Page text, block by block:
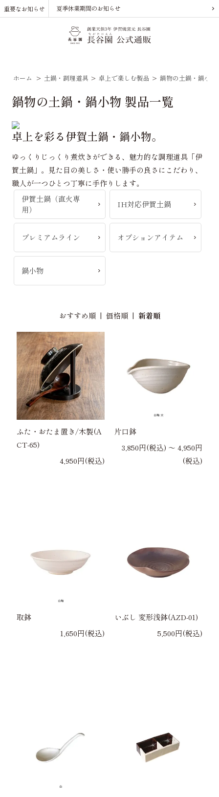
重要なお知らせ 夏季休業期間のお知らせ
ホーム > 土鍋・調理道具 > 卓上で楽しむ製品 > 鍋物の土鍋・鍋小物
鍋物の土鍋・鍋小物 製品一覧
卓上を彩る伊賀土鍋・鍋小物。
ゆっくりじっくり煮炊きができる、魅力的な調理道具「伊
賀土鍋」。見た目の美しさ・使い勝手の良さにこだわり、
職人が一つひとつ丁寧に手作りします。
伊賀土鍋（直火専
用）
IH対応伊賀土鍋
プレミアムライン オプションアイテム
鍋小物
おすすめ順| 価格順| 新着順
ふた・おたま置き/木製(A
CT-65)
4,950円(税込)
片口鉢
3,850円(税込) 〜 4,950円
(税込)
取鉢
1,650円(税込)
いぶし 変形浅鉢(AZD-01)
5,500円(税込)